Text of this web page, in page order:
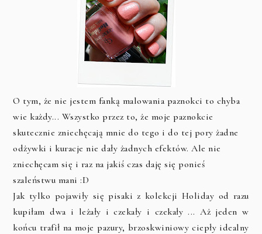
O tym, że nie jestem fanką malowania paznokci to chyba
wie każdy... Wszystko przez to, że moje paznokcie
skutecznie zniechęcają mnie do tego i do tej pory żadne
odżywki i kuracje nie dały żadnych efektów. Ale nie
zniechęcam się i raz na jakiś czas daję się ponieś
szaleństwu mani :D
Jak tylko pojawiły się pisaki z kolekcji Holiday od razu
kupiłam dwa i leżały i czekały i czekały ... Aż jeden w
końcu trafił na moje pazury, brzoskwiniowy ciepły idealny